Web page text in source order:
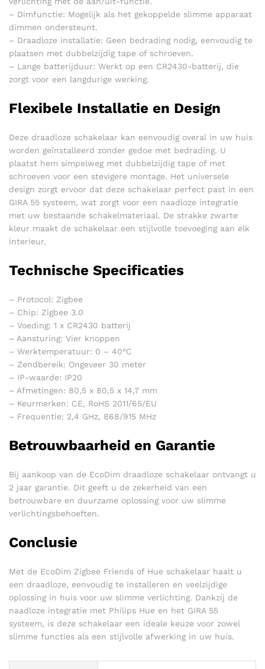
– Dimfunctie: Mogelijk als het gekoppelde slimme apparaat
dimmen ondersteunt.
– Draadloze installatie: Geen bedrading nodig, eenvoudig te
plaatsen met dubbelzijdig tape of schroeven.
– Lange batterijduur: Werkt op een CR2430-batterij, die
zorgt voor een langdurige werking.
Flexibele Installatie en Design
Deze draadloze schakelaar kan eenvoudig overal in uw huis
worden geïnstalleerd zonder gedoe met bedrading. U
plaatst hem simpelweg met dubbelzijdig tape of met
schroeven voor een stevigere montage. Het universele
design zorgt ervoor dat deze schakelaar perfect past in een
GIRA 55 systeem, wat zorgt voor een naadloze integratie
met uw bestaande schakelmateriaal. De strakke zwarte
kleur maakt de schakelaar een stijlvolle toevoeging aan elk
interieur.
Technische Specificaties
– Protocol: Zigbee
– Chip: Zigbee 3.0
– Voeding: 1 x CR2430 batterij
– Aansturing: Vier knoppen
– Werktemperatuur: 0 – 40°C
– Zendbereik: Ongeveer 30 meter
– IP-waarde: IP20
– Afmetingen: 80,5 x 80,5 x 14,7 mm
– Keurmerken: CE, RoHS 2011/65/EU
– Frequentie: 2,4 GHz, 868/915 MHz
Betrouwbaarheid en Garantie
Bij aankoop van de EcoDim draadloze schakelaar ontvangt u
2 jaar garantie. Dit geeft u de zekerheid van een
betrouwbare en duurzame oplossing voor uw slimme
verlichtingsbehoeften.
Conclusie
Met de EcoDim Zigbee Friends of Hue schakelaar haalt u
een draadloze, eenvoudig te installeren en veelzijdige
oplossing in huis voor uw slimme verlichting. Dankzij de
naadloze integratie met Philips Hue en het GIRA 55
systeem, is deze schakelaar een ideale keuze voor zowel
slimme functies als een stijlvolle afwerking in uw huis.